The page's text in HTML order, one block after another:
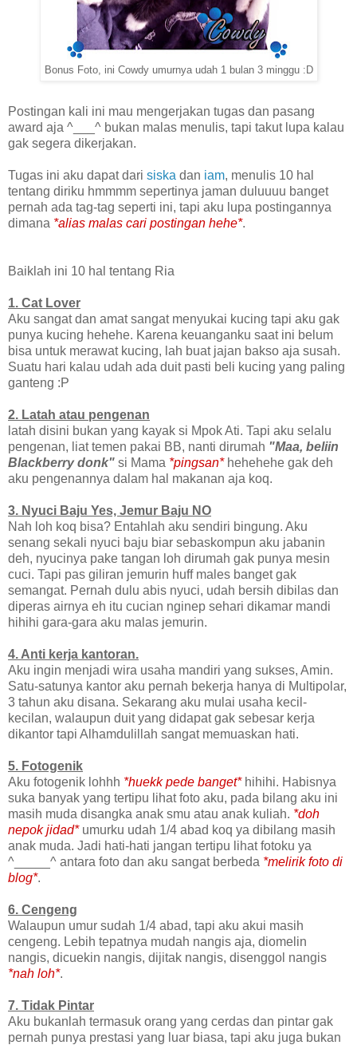
Bonus Foto, ini Cowdy umurnya udah 1 bulan 3 minggu :D
Postingan kali ini mau mengerjakan tugas dan pasang
award aja ^___^ bukan malas menulis, tapi takut lupa kalau
gak segera dikerjakan.
Tugas ini aku dapat dari siska dan iam, menulis 10 hal
tentang diriku hmmmm sepertinya jaman duluuuu banget
pernah ada tag-tag seperti ini, tapi aku lupa postingannya
dimana *alias malas cari postingan hehe*.
Baiklah ini 10 hal tentang Ria
1. Cat Lover
Aku sangat dan amat sangat menyukai kucing tapi aku gak
punya kucing hehehe. Karena keuanganku saat ini belum
bisa untuk merawat kucing, lah buat jajan bakso aja susah.
Suatu hari kalau udah ada duit pasti beli kucing yang paling
ganteng :P
2. Latah atau pengenan
latah disini bukan yang kayak si Mpok Ati. Tapi aku selalu
pengenan, liat temen pakai BB, nanti dirumah "Maa, beliin
Blackberry donk" si Mama *pingsan*hehehehe gak deh
aku pengenannya dalam hal makanan aja koq.
3. Nyuci Baju Yes, Jemur Baju NO
Nah loh koq bisa? Entahlah aku sendiri bingung. Aku
senang sekali nyuci baju biar sebaskompun aku jabanin
deh, nyucinya pake tangan loh dirumah gak punya mesin
cuci. Tapi pas giliran jemurin huff males banget gak
semangat. Pernah dulu abis nyuci, udah bersih dibilas dan
diperas airnya eh itu cucian nginep sehari dikamar mandi
hihihi gara-gara aku malas jemurin.
4. Anti kerja kantoran.
Aku ingin menjadi wira usaha mandiri yang sukses, Amin.
Satu-satunya kantor aku pernah bekerja hanya di Multipolar,
3 tahun aku disana. Sekarang aku mulai usaha kecil-
kecilan, walaupun duit yang didapat gak sebesar kerja
dikantor tapi Alhamdulillah sangat memuaskan hati.
5. Fotogenik
Aku fotogenik lohhh *huekk pede banget*hihihi. Habisnya
suka banyak yang tertipu lihat foto aku, pada bilang aku ini
masih muda disangka anak smu atau anak kuliah. *doh
nepok jidad*umurku udah 1/4 abad koq ya dibilang masih
anak muda. Jadi hati-hati jangan tertipu lihat fotoku ya
^_____^ antara foto dan aku sangat berbeda *melirik foto di
blog*.
6. Cengeng
Walaupun umur sudah 1/4 abad, tapi aku akui masih
cengeng. Lebih tepatnya mudah nangis aja, diomelin
nangis, dicuekin nangis, dijitak nangis, disenggol nangis
*nah loh*.
7. Tidak Pintar
Aku bukanlah termasuk orang yang cerdas dan pintar gak
pernah punya prestasi yang luar biasa, tapi aku juga bukan